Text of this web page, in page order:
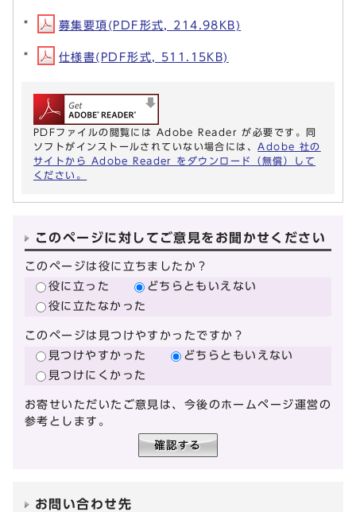
募集要項(PDF形式, 214.98KB)
仕様書(PDF形式, 511.15KB)
PDFファイルの閲覧には Adobe Reader が必要です。同
ソフトがインストールされていない場合には、 Adobe 社の
サイトから Adobe Reader をダウンロード（無償）して
ください。
このページに対してご意見をお聞かせください
このページは役に立ちましたか？
役に立った
どちらともいえない
役に立たなかった
このページは見つけやすかったですか？
見つけやすかった
どちらともいえない
見つけにくかった
お寄せいただいたご意見は、今後のホームページ運営の
参考とします。
お問い合わせ先